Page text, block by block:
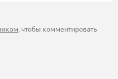
, чтобы комментировать